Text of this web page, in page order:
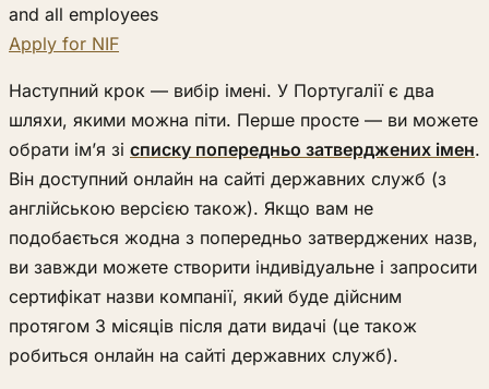
and all employees
Apply for NIF
Наступний крок — вибір імені. У Португалії є два
шляхи, якими можна піти. Перше просте — ви можете
обрати ім’я зі списку попередньо затверджених імен.
Він доступний онлайн на сайті державних служб (з
англійською версією також). Якщо вам не
подобається жодна з попередньо затверджених назв,
ви завжди можете створити індивідуальне і запросити
сертифікат назви компанії, який буде дійсним
протягом 3 місяців після дати видачі (це також
робиться онлайн на сайті державних служб).